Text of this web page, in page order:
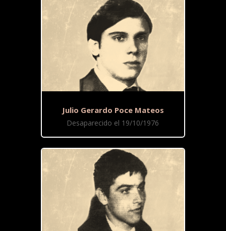
Julio Gerardo Poce Mateos
Desaparecido el 19/10/1976